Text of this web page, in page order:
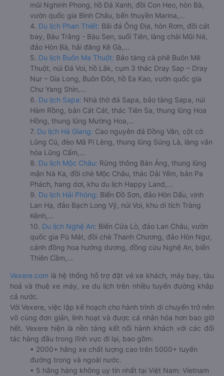
mũi Nghinh Phong, hồ Đá Xanh, đồi Con Heo, hòn Bà,
vườn quốc gia Bình Châu, bến thuyền Marina,...
4. Du lịch Phan Thiết: Bãi đá Ông Địa, hòn Rơm, đồi cát
bay, Bàu Trắng - Bàu Sen, suối Tiên, làng chài Mũi Né,
đảo Hòn Bà, hải đăng Kê Gà,...
5. Du lịch Buôn Ma Thuột: Bảo tàng cà phê Buôn Mê
Thuột, núi Đá Voi, hồ Lắk, cụm 3 thác Dray Sap – Dray
Nur – Gia Long, Buôn Đôn, hồ Ea Kao, vườn quốc gia
Chư Yang Shin,...
6. Du lịch Sapa: Nhà thờ đá Sapa, bảo tàng Sapa, núi
Hàm Rồng, bản Cát Cát, thác Tiên Sa, thung lũng Hoa
Hồng, thung lũng Mường Hoa,...
7. Du lịch Hà Giang: Cao nguyên đá Đồng Văn, cột cờ
Lũng Cú, đèo Mã Pí Lèng, thung lũng Sủng Là, làng văn
hóa Lũng Cẩm,...
8. Du lịch Mộc Châu: Rừng thông Bản Áng, thung lũng
mận Nà Ka, đồi chè Mộc Châu, thác Dải Yếm, bản Pa
Phách, hang dơi, khu du lịch Happy Land,...
9. Du lịch Hải Phòng: Biển Đồ Sơn, đảo Hòn Dấu, vịnh
Lan Hạ, đảo Bạch Long Vỹ, núi Voi, khu di tích Tràng
Kênh,...
10. Du lịch Nghệ An: Biển Cửa Lò, đảo Lan Châu, vườn
quốc gia Pù Mát, đồi chè Thanh Chương, đảo Hòn Ngư,
cánh đồng hoa hướng dương, đồng cừu Nghệ An, biển
Thiên Cầm,...
Vexere.com là hệ thống hỗ trợ đặt vé xe khách, máy bay, tàu
hoả và thuê xe máy, xe du lịch trên nhiều tuyến đường khắp
cả nước.
Với Vexere, việc lập kế hoạch cho hành trình di chuyển trở nên
vô cùng đơn giản, linh hoạt và được cá nhân hóa hơn bao giờ
hết. Vexere hiện là nền tảng kết nối hành khách với các đối
tác hàng đầu trong lĩnh vực đi lại, bao gồm:
• 2000+ hãng xe chất lượng cao trên 5000+ tuyến
đường trong và ngoài nước.
• 5 hãng hàng không uy tín nhất tại Việt Nam: Vietnam